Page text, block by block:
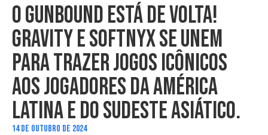
O GUNBOUND ESTÁ DE VOLTA!
GRAVITY E SOFTNYX SE UNEM
PARA TRAZER JOGOS ICÔNICOS
AOS JOGADORES DA AMÉRICA
LATINA E DO SUDESTE ASIÁTICO.
14 DE OUTUBRO DE 2024